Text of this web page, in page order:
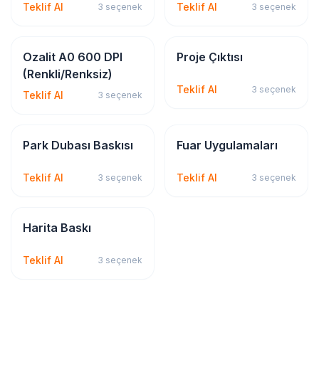
Teklif Al 3 seçenek Teklif Al 3 seçenek
Dijital & Geniş Format
Ozalit A0 600 DPI
(Renkli/Renksiz)
Teklif Al 3 seçenek
Dijital & Geniş Format
Proje Çıktısı
Teklif Al 3 seçenek
Dijital & Geniş Format
Park Dubası Baskısı
Teklif Al 3 seçenek
Dijital & Geniş Format
Fuar Uygulamaları
Teklif Al 3 seçenek
Dijital & Geniş Format
Harita Baskı
Teklif Al 3 seçenek